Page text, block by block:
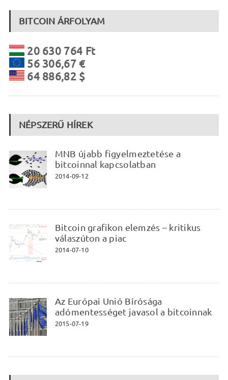
BITCOIN ÁRFOLYAM
20 630 764 Ft
56 306,67 €
64 886,82 $
NÉPSZERŰ HÍREK
MNB újabb figyelmeztetése a
bitcoinnal kapcsolatban
2014-09-12
Bitcoin grafikon elemzés – kritikus
válaszúton a piac
2014-07-10
Az Európai Unió Bírósága
adómentességet javasol a bitcoinnak
2015-07-19